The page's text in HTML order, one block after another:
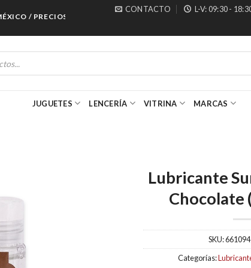
/ PRECIOS ESPECIALES PARA MAYORISTAS
CONTACTO L-V: 09:30 -
JUGUETES LENCERÍA VITRINA MARCAS
Lubricante
Chocolate
SKU:
Categorías: